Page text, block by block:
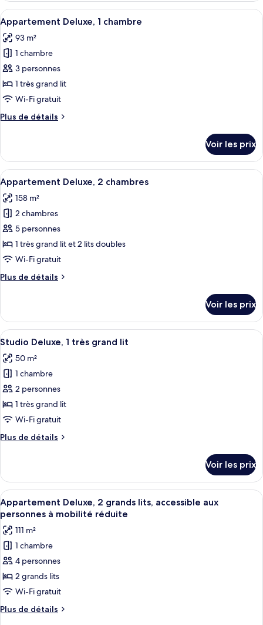
2
grands
lits
type
de
chambre
Studio
Deluxe,
grands
lits
Afficher
toutes
les
photos
pour
ce
type
chambre :
chambre
Une chambre moderne avec un lit,
9
Appartement Deluxe, 1 chambre
93 m²
1 chambre
3 personnes
1 très grand lit
Wi-Fi gratuit
Plus de détails
Plus
le
type
de
chambre
Appartement
Deluxe,
chambre
Voir les prix
Afficher
toutes
les
photos
pour
ce
type
chambre :
2
chambres
Une chambre moderne avec un lit,
13
Appartement Deluxe, 2 chambres
158 m²
2 chambres
5 personnes
1 très grand lit et 2 lits doubles
Wi-Fi gratuit
Plus de détails
Plus
le
type
de
Appartement
Deluxe,
chambres
Voir les prix
Afficher
toutes
les
photos
pour
ce
type
chambre :
très
grand
lit
Une chambre à coucher moderne
7
Studio Deluxe, 1 très grand lit
50 m²
1 chambre
2 personnes
1 très grand lit
Wi-Fi gratuit
Plus de détails
Plus
le
type
de
chambre
Studio
Deluxe,
très
grand
lit
Voir les prix
Afficher
toutes
les
photos
pour
ce
type
de
chambre :
Appartement
Une chambre d’hôtel moderne avec
7
Appartement Deluxe, 2 grands lits, accessible aux
personnes à mobilité réduite
111 m²
1 chambre
4 personnes
2 grands lits
Wi-Fi gratuit
Plus de détails
Plus